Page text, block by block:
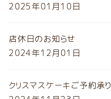
2025年01月10日
店休日のお知らせ
2024年12月01日
クリスマスケーキご予約承